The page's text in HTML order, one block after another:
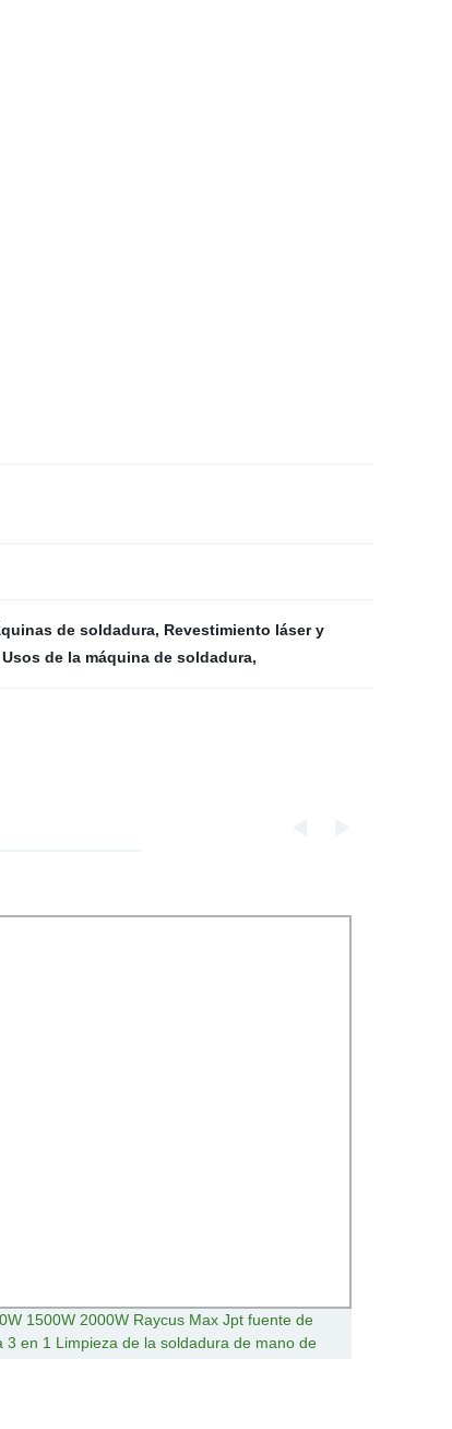
de soldadura, Revestimiento láser y
Usos de la máquina de soldadura,
1500W 2000W Raycus Max Jpt fuente de
3 en 1 Limpieza de la soldadura de mano de